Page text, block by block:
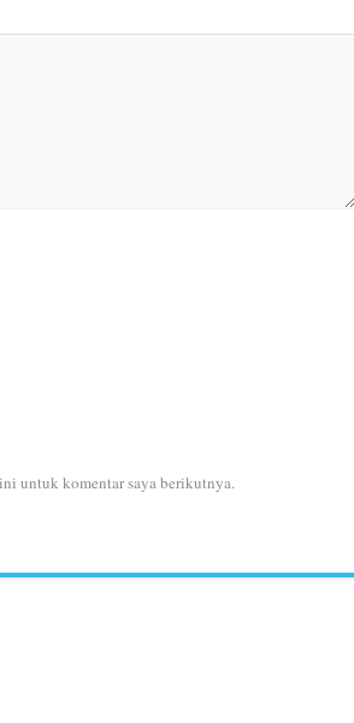
untuk komentar saya berikutnya.